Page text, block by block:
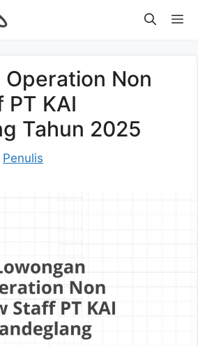
Non
PT KAI
Tahun 2025
Penulis